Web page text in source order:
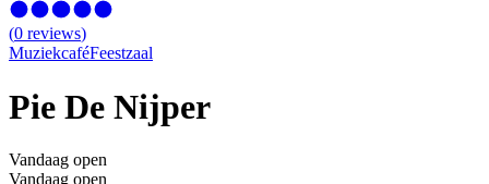
(0 reviews)
MuziekcaféFeestzaal
Pie De Nijper
Vandaag open
Vandaag open